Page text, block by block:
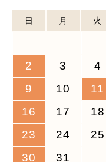
日 月 火
2
3 4
9
10 11
16
17 18
23
24 25
30
31